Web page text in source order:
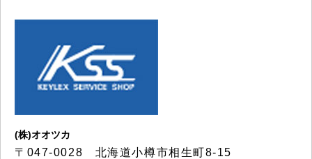
(株)オオツカ
〒047-0028 北海道小樽市相生町8-15